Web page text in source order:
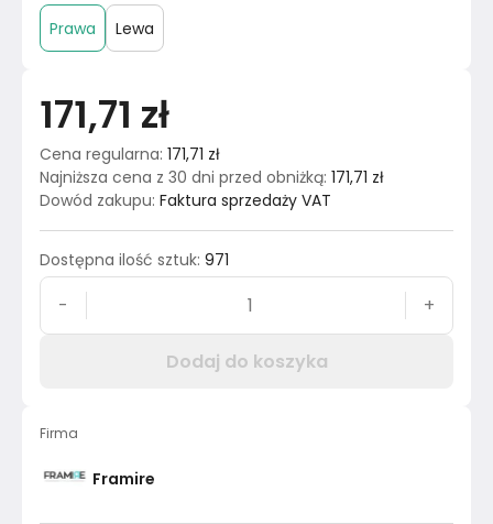
171,71 zł
Cena regularna: 171,71 zł
Najniższa cena z 30 dni przed obniżką: 171,71 zł
Dowód zakupu: Faktura sprzedaży VAT
Dostępna ilość sztuk: 971
- +
Dodaj do koszyka
Prawa Lewa
Firma
Framire